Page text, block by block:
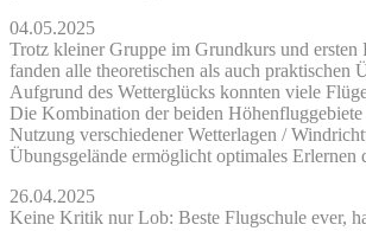
04.05.2025
Trotz kleiner Gruppe im Grundkurs und ersten
fanden alle theoretischen als auch praktischen
Aufgrund des Wetterglücks konnten viele
Die Kombination der beiden Höhenfluggebiete
Nutzung verschiedener Wetterlagen /
Übungsgelände ermöglicht optimales Erlernen
26.04.2025
Keine Kritik nur Lob: Beste Flugschule ever,